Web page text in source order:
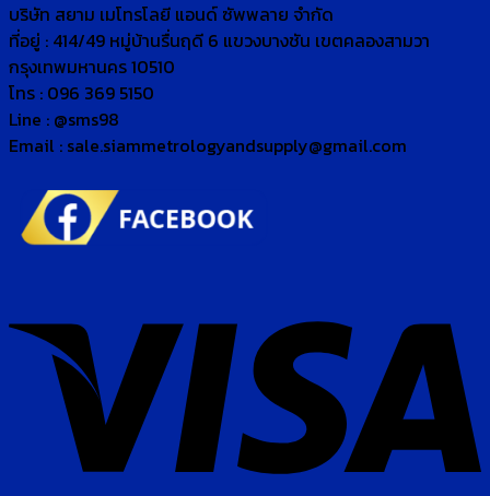
บริษัท สยาม เมโทรโลยี แอนด์ ซัพพลาย จำกัด
ที่อยู่ : 414/49 หมู่บ้านรื่นฤดี 6 แขวงบางชัน เขตคลองสามวา
กรุงเทพมหานคร 10510
โทร : 096 369 5150
Line : @sms98
Email : sale.siammetrologyandsupply@gmail.com